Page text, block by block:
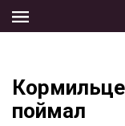
the
поймал